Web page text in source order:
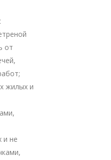
от
жилых и
и не